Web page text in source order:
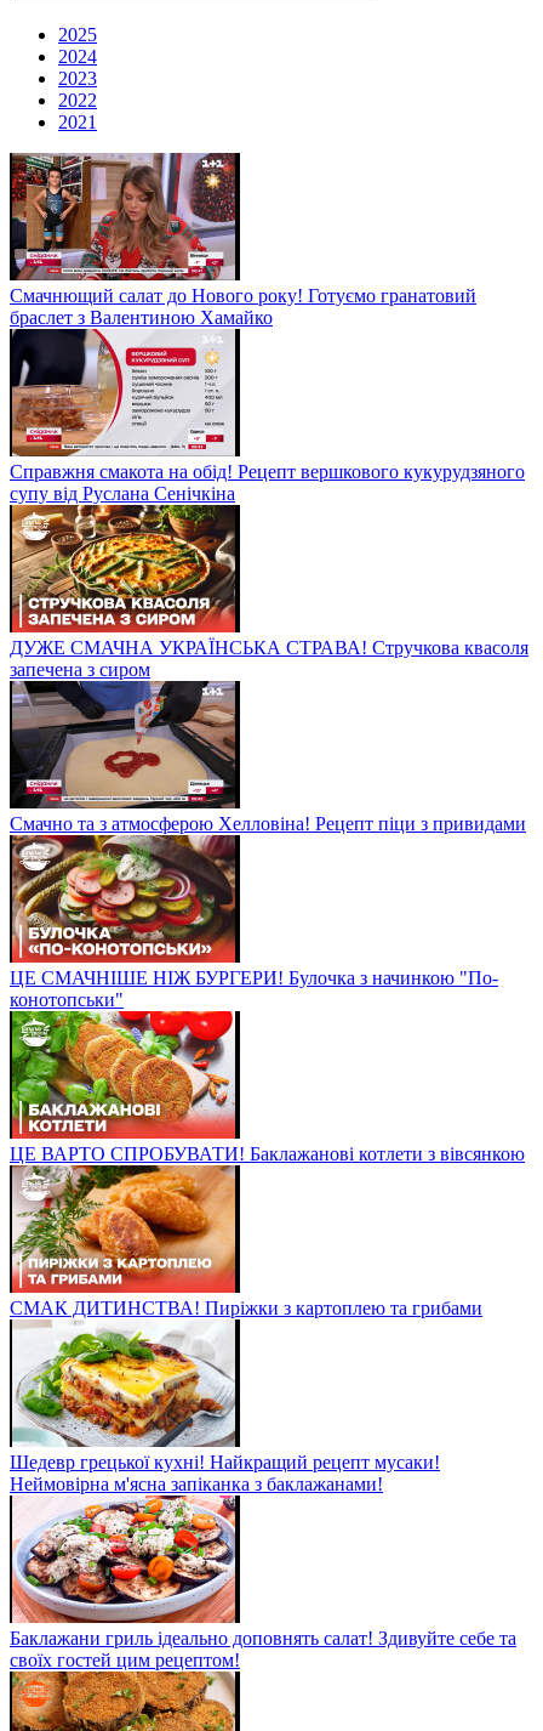
2025
2024
2023
2022
2021
Смачнющий салат до Нового року! Готуємо гранатовий
браслет з Валентиною Хамайко
Справжня смакота на обід! Рецепт вершкового кукурудзяного
супу від Руслана Сенічкіна
ДУЖЕ СМАЧНА УКРАЇНСЬКА СТРАВА! Стручкова квасоля
запечена з сиром
Смачно та з атмосферою Хелловіна! Рецепт піци з привидами
ЦЕ СМАЧНІШЕ НІЖ БУРГЕРИ! Булочка з начинкою "По-
конотопськи"
ЦЕ ВАРТО СПРОБУВАТИ! Баклажанові котлети з вівсянкою
СМАК ДИТИНСТВА! Пиріжки з картоплею та грибами
Шедевр грецької кухні! Найкращий рецепт мусаки!
Неймовірна м'ясна запіканка з баклажанами!
Баклажани гриль ідеально доповнять салат! Здивуйте себе та
своїх гостей цим рецептом!